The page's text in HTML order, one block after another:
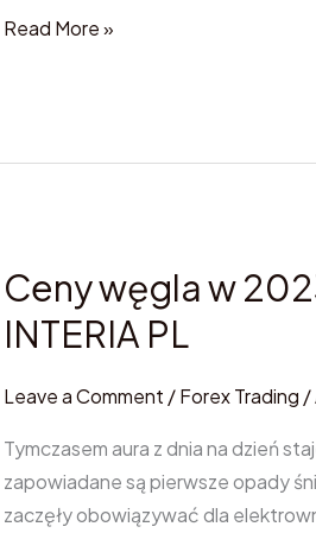
注
跨
空
间
学
的
高
效
Read More »
Ceny węgla w
INTERIA PL
Leave a Comment /Forex Trading /
Tymczasem aura z dnia na dzień
zapowiadane są pierwsze opady
zaczęły obowiązywać dla
Ceny
w
GUS
podał
dane,